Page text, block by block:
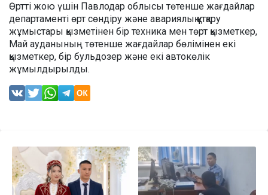
Өртті жою үшін Павлодар облысы төтенше жағдайлар
департаменті өрт сөндіру және авариялық құтқару
жұмыстары қызметінен бір техника мен төрт қызметкер,
Май ауданының төтенше жағдайлар бөлімінен екі
қызметкер, бір бульдозер және екі автокөлік
жұмылдырылды.